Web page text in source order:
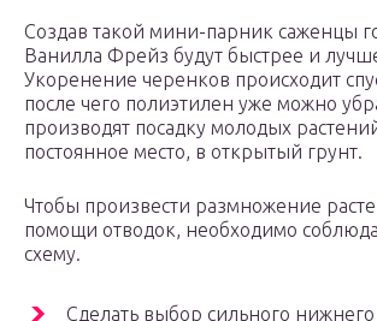
Создав такой мини-парник саженцы
Ванилла Фрейз будут быстрее и
Укоренение черенков происходит
после чего полиэтилен уже можно
производят посадку молодых
постоянное место, в открытый грунт.
Чтобы произвести размножение
помощи отводок, необходимо
схему.
Сделать выбор сильного нижнего